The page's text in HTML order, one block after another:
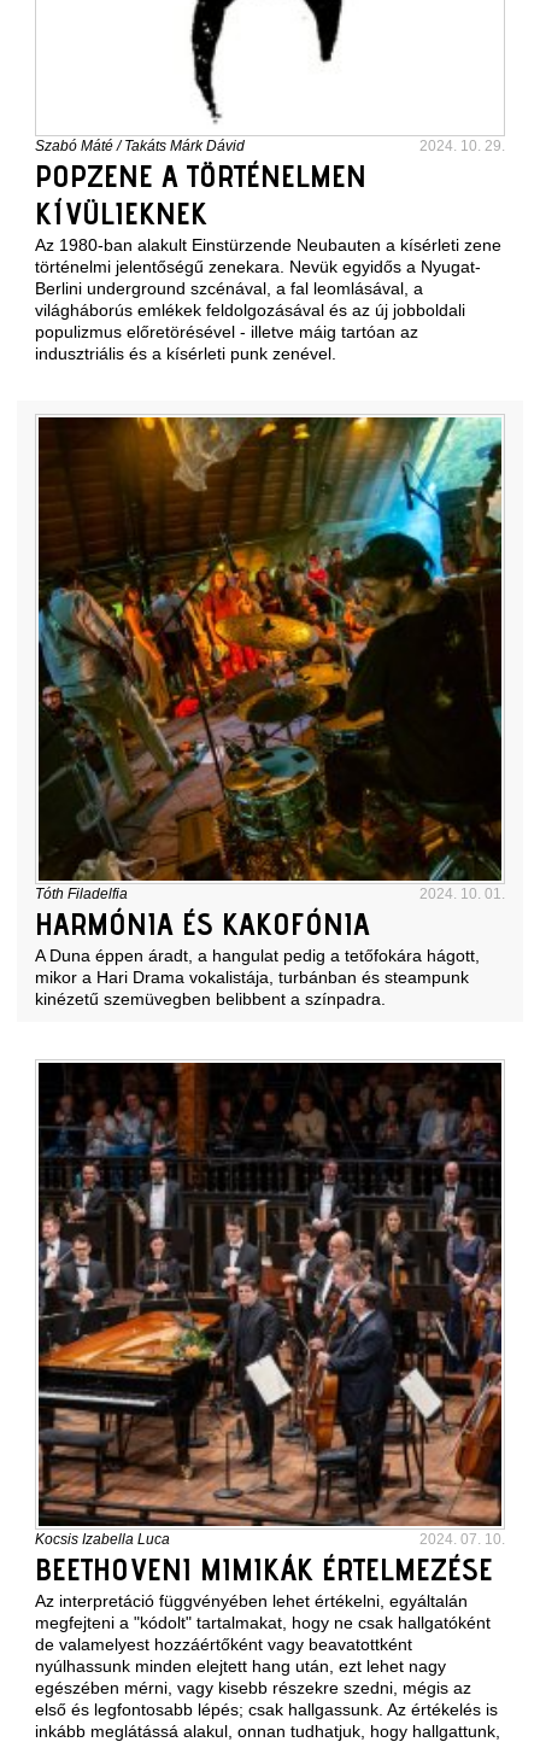
Szabó Máté/Takáts Márk Dávid 2024. 10. 29.
POPZENE A TÖRTÉNELMEN
KÍVÜLIEKNEK
Az 1980-ban alakult Einstürzende Neubauten a kísérleti zene
történelmi jelentőségű zenekara. Nevük egyidős a Nyugat-
Berlini underground szcénával, a fal leomlásával, a
világháborús emlékek feldolgozásával és az új jobboldali
populizmus előretörésével - illetve máig tartóan az
indusztriális és a kísérleti punk zenével.
Tóth Filadelfia 2024. 10. 01.
HARMÓNIA ÉS KAKOFÓNIA
A Duna éppen áradt, a hangulat pedig a tetőfokára hágott,
mikor a Hari Drama vokalistája, turbánban és steampunk
kinézetű szemüvegben belibbent a színpadra.
Kocsis Izabella Luca 2024. 07. 10.
BEETHOVENI MIMIKÁK ÉRTELMEZÉSE
Az interpretáció függvényében lehet értékelni, egyáltalán
megfejteni a "kódolt" tartalmakat, hogy ne csak hallgatóként
de valamelyest hozzáértőként vagy beavatottként
nyúlhassunk minden elejtett hang után, ezt lehet nagy
egészében mérni, vagy kisebb részekre szedni, mégis az
első és legfontosabb lépés; csak hallgassunk. Az értékelés is
inkább meglátássá alakul, onnan tudhatjuk, hogy hallgattunk,